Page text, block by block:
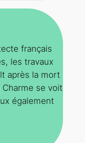
français
les travaux
après la mort
Charme se voit
également